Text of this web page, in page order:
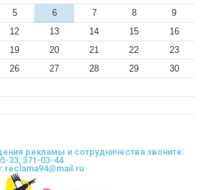
5 6 7 8
9
12 13 14 15
16
19 20 21 22
23
26 27 28 29
30
рекламы и сотрудничества звоните:
33, 371-03-44
reclama94@mail.ru